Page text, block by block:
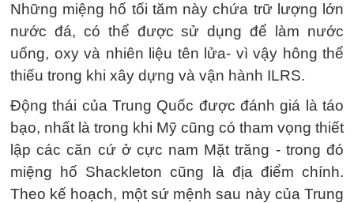
Những miệng hố tối tăm này chứa trữ lượng lớn
nước đá, có thể được sử dụng để làm nước
uống, oxy và nhiên liệu tên lửa- vì vậy hông thể
thiếu trong khi xây dựng và vận hành ILRS.
Động thái của Trung Quốc được đánh giá là táo
bạo, nhất là trong khi Mỹ cũng có tham vọng thiết
lập các căn cứ ở cực nam Mặt trăng - trong đó
miệng hố Shackleton cũng là địa điểm chính.
Theo kế hoạch, một sứ mệnh sau này của Trung